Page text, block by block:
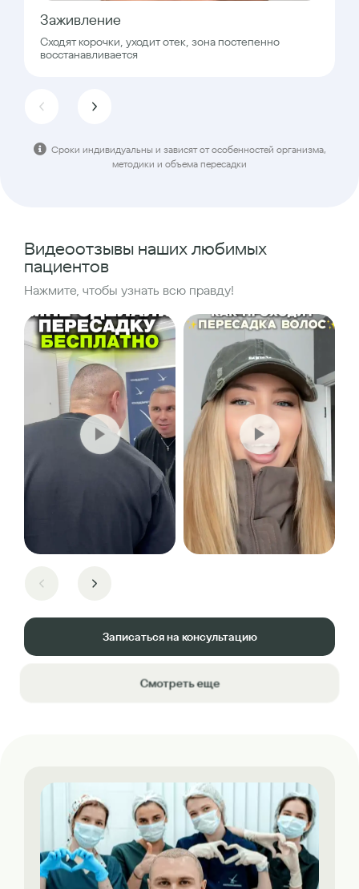
Заживление
Сходят корочки, уходит отек, зона постепенно
восстанавливается
Сроки индивидуальны и зависят от особенностей организма,
методики и объема пересадки
Видеоотзывы наших любимых
пациентов
Нажмите, чтобы узнать всю правду!
Записаться на консультацию
Смотреть еще